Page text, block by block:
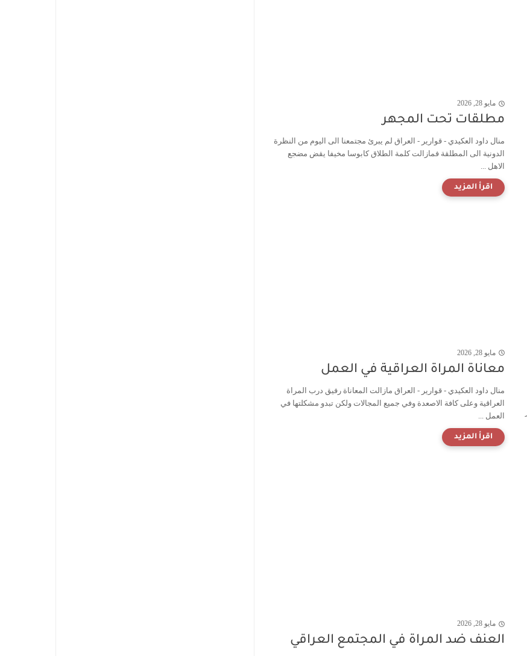
مايو 28, 2026
مطلقات تحت المجهر
منال داود العكيدي - قوارير - العراق لم يبرئ مجتمعنا الى اليوم من النظرة
الدونية الى المطلقة فمازالت كلمة الطلاق كابوسا مخيفا يقض مضجع
الاهل ...
مايو 28, 2026
معاناة المراة العراقية في العمل
منال داود العكيدي - قوارير - العراق مازالت المعاناة رفيق درب المراة
العراقية وعلى كافة الاصعدة وفي جميع المجالات ولكن تبدو مشكلتها في
العمل ...
مايو 28, 2026
العنف ضد المراة في المجتمع العراقي